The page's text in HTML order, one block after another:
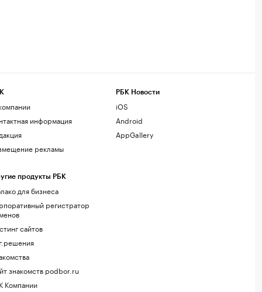
информация
рекламы
продукты РБК
для бизнеса
регистратор
сайтов
знакомств podbor.ru
Компании
РБК Новости
iOS
Android
AppGallery